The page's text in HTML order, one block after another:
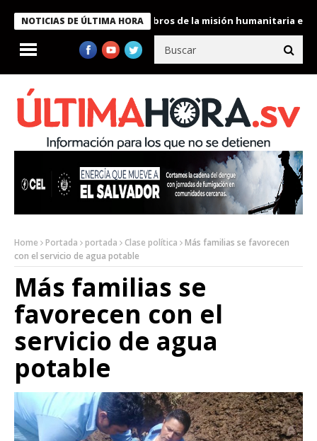
NOTICIAS DE ÚLTIMA HORA
Bukele condecora a miembros de la misión humanitaria enviada
Home Portada portada Clase política
Más familias se favorecen
con el servicio de agua potable
Más familias se
favorecen con el
servicio de agua
potable